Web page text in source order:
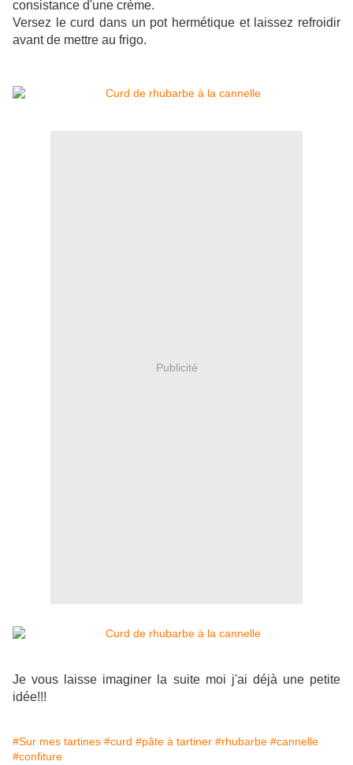
consistance d'une crème.
Versez le curd dans un pot hermétique et laissez refroidir
avant de mettre au frigo.
Publicité
Je vous laisse imaginer la suite moi j'ai déjà une petite
idée!!!
#Sur mes tartines #curd #pâte à tartiner #rhubarbe #cannelle
#confiture